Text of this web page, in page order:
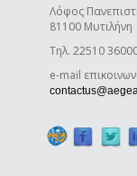
Λόφος
81100 Μυτιλήνη
Τηλ. 22510
e-mail